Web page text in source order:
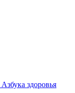
Азбука здоровья